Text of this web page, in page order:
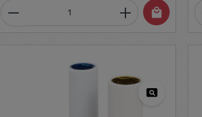
Termékmennyiség: Adja meg